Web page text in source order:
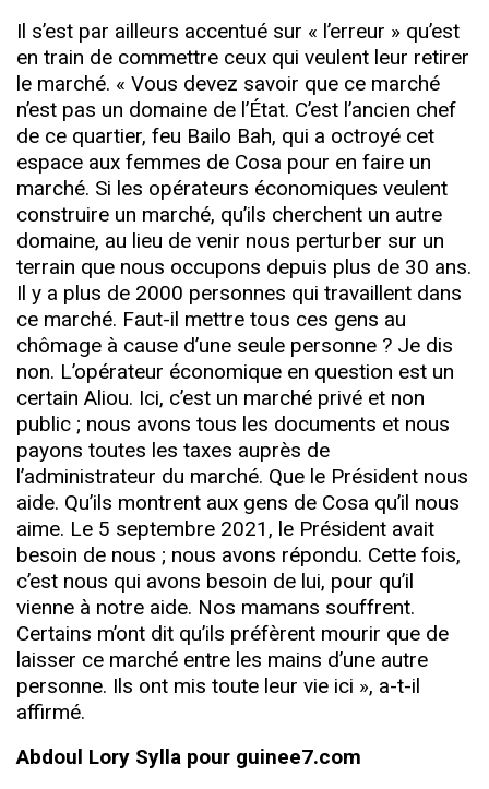
Il s’est par ailleurs accentué sur « l’erreur » qu’est
en train de commettre ceux qui veulent leur retirer
le marché. « Vous devez savoir que ce marché
n’est pas un domaine de l’État. C’est l’ancien chef
de ce quartier, feu Bailo Bah, qui a octroyé cet
espace aux femmes de Cosa pour en faire un
marché. Si les opérateurs économiques veulent
construire un marché, qu’ils cherchent un autre
domaine, au lieu de venir nous perturber sur un
terrain que nous occupons depuis plus de 30 ans.
Il y a plus de 2000 personnes qui travaillent dans
ce marché. Faut-il mettre tous ces gens au
chômage à cause d’une seule personne ? Je dis
non. L’opérateur économique en question est un
certain Aliou. Ici, c’est un marché privé et non
public ; nous avons tous les documents et nous
payons toutes les taxes auprès de
l’administrateur du marché. Que le Président nous
aide. Qu’ils montrent aux gens de Cosa qu’il nous
aime. Le 5 septembre 2021, le Président avait
besoin de nous ; nous avons répondu. Cette fois,
c’est nous qui avons besoin de lui, pour qu’il
vienne à notre aide. Nos mamans souffrent.
Certains m’ont dit qu’ils préfèrent mourir que de
laisser ce marché entre les mains d’une autre
personne. Ils ont mis toute leur vie ici », a-t-il
affirmé.
Abdoul Lory Sylla pour guinee7.com